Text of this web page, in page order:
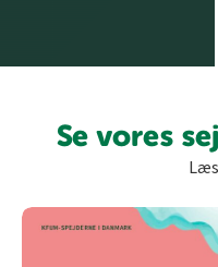
Se vores